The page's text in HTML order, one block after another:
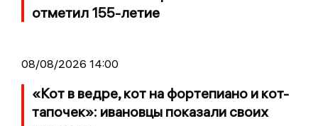
отметил 155-летие
08/08/2026 14:00
«Кот в ведре, кот на фортепиано и кот-
тапочек»: ивановцы показали своих